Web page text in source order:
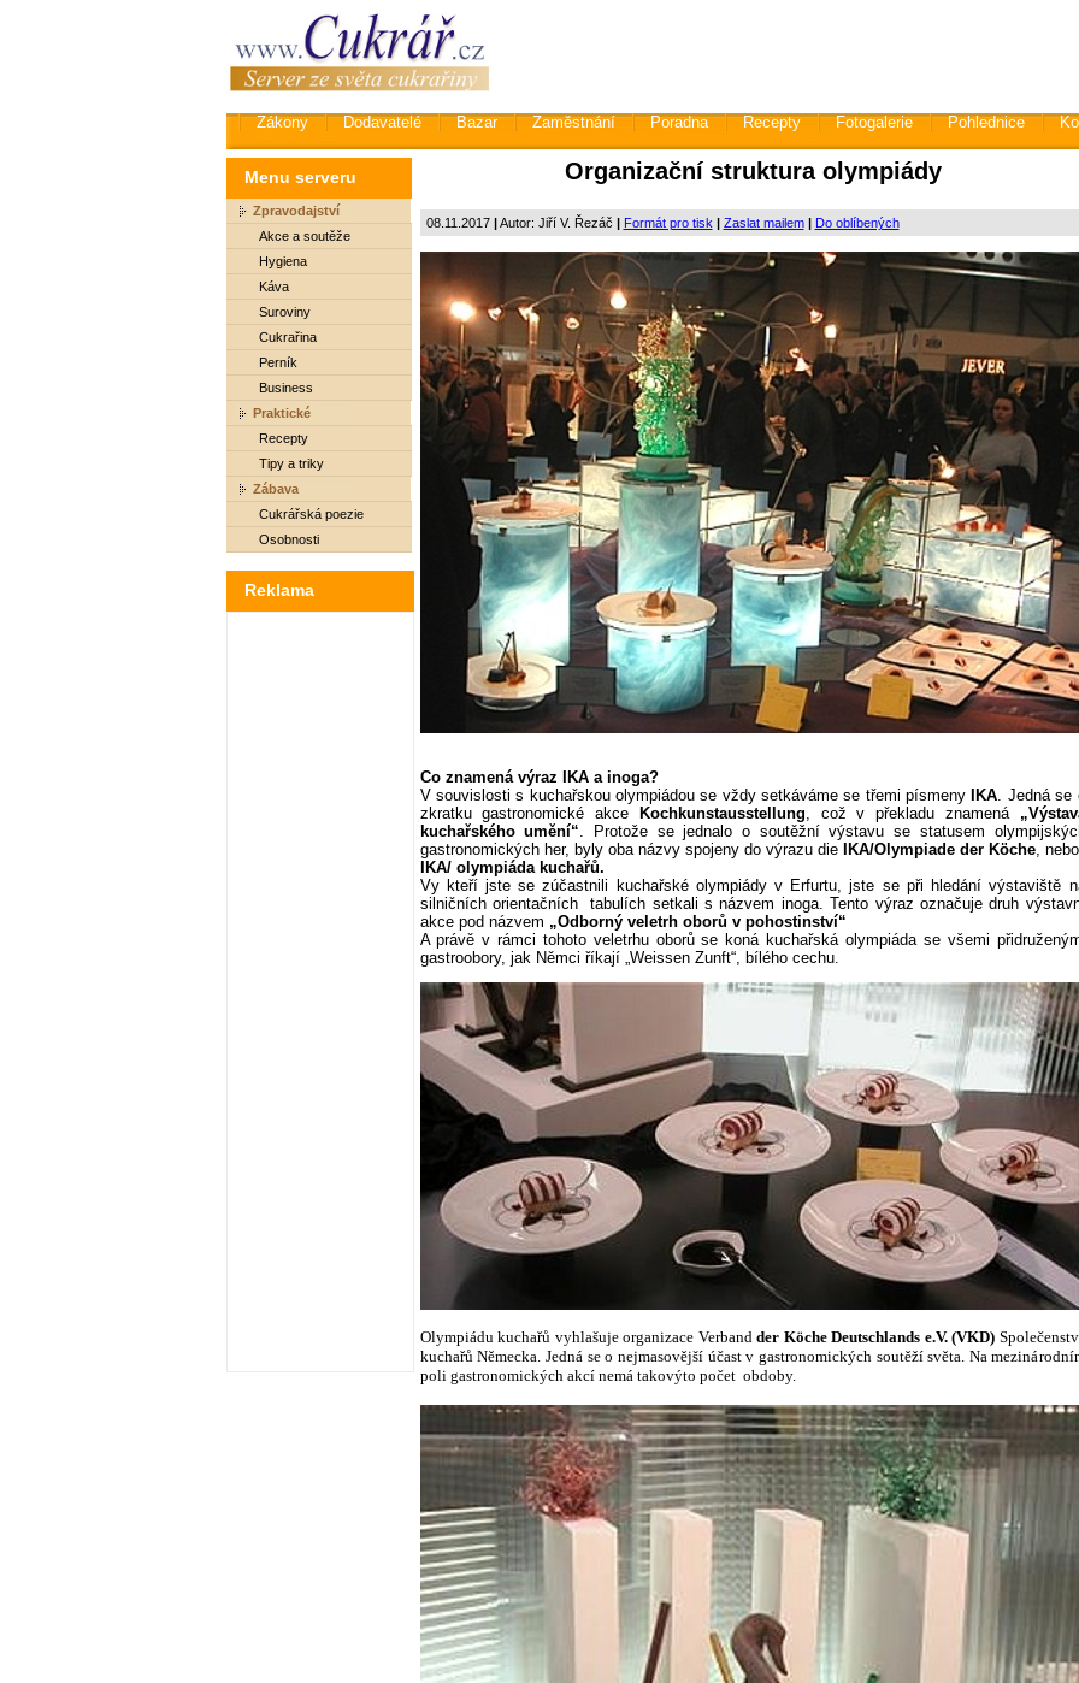
Zákony Dodavatelé Bazar Zaměstnání Poradna Recepty Fotogalerie Pohlednice
Menu serveru
Zpravodajství
Akce a soutěže
Hygiena
Káva
Suroviny
Cukrařina
Perník
Business
Praktické
Recepty
Tipy a triky
Zábava
Cukrářská poezie
Osobnosti
Reklama
Organizační struktura olympiády
08.11.2017 |Autor: Jiří V. Řezáč | Formát pro tisk | Zaslat mailem | Do oblíbených
Co znamená výraz IKA a inoga?
V souvislosti s kuchařskou olympiádou se vždy setkáváme se třemi písmenyIKA . Jedná se
zkratku gastronomické akce Kochkunstausstellung , což v překladu znamená
kuchařského umění“ . Protože se jednalo o soutěžní výstavu se statusem
gastronomických her, byly oba názvy spojeny do výrazu die IKA/Olympiade der Köche,
IKA/ olympiáda kuchařů.
Vy kteří jste se zúčastnili kuchařské olympiády v Erfurtu, jste se při hledání výstaviště
silničních orientačních tabulích setkali s názvem inoga. Tento výraz označuje druh
akce pod názvem „Odborný veletrh oborů v pohostinství“
A právě v rámci tohoto veletrhu oborů se koná kuchařská olympiáda se všemi
gastroobory, jak Němci říkají „Weissen Zunft“, bílého cechu.
Olympiádu kuchařů vyhlašuje organizace Verband der Köche Deutschlands e.V. (VKD)
kuchařů Německa. Jedná se o nejmasovější účast v gastronomických soutěží světa. Na
poli gastronomických akcí nemá takovýto počet obdoby.